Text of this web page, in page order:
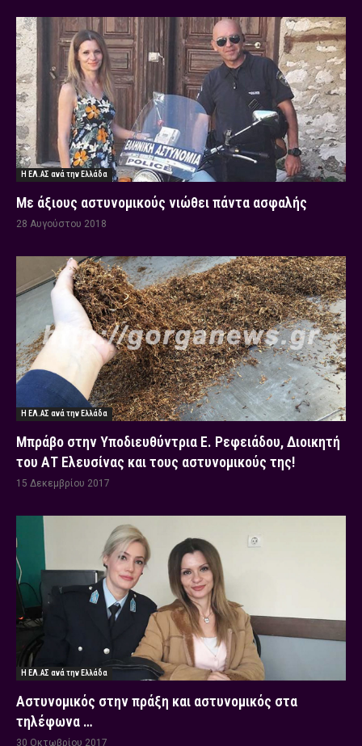
Η ΕΛ.ΑΣ ανά την Ελλάδα
Με άξιους αστυνομικούς νιώθει πάντα ασφαλής
28 Αυγούστου 2018
Η ΕΛ.ΑΣ ανά την Ελλάδα
Μπράβο στην Υποδιευθύντρια Ε. Ρεφειάδου, Διοικητή
του ΑΤ Ελευσίνας και τους αστυνομικούς της!
15 Δεκεμβρίου 2017
Η ΕΛ.ΑΣ ανά την Ελλάδα
Αστυνομικός στην πράξη και αστυνομικός στα
τηλέφωνα …
30 Οκτωβρίου 2017